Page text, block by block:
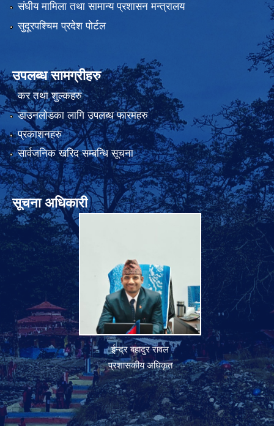
संघीय मामिला तथा सामान्य प्रशासन मन्त्रालय
सुदूरपश्चिम प्रदेश पोर्टल
उपलब्ध सामग्रीहरु
कर तथा शुल्कहरु
डाउनलोडका लागि उपलब्ध फारमहरु
प्रकाशनहरु
सार्वजनिक खरिद सम्बन्धि सूचना
सूचना अधिकारी
ईन्द्र बहादुर रावल
प्रशासकीय अधिकृत